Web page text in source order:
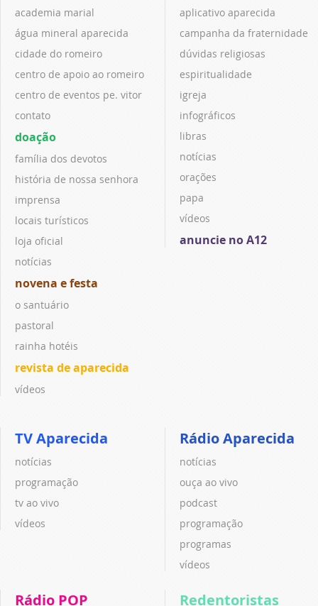
academia marial
água mineral aparecida
cidade do romeiro
centro de apoio ao romeiro
centro de eventos pe. vitor
contato
doação
família dos devotos
história de nossa senhora
imprensa
locais turísticos
loja oficial
notícias
novena e festa
o santuário
pastoral
rainha hotéis
revista de aparecida
vídeos
aplicativo aparecida
campanha da fraternidade
dúvidas religiosas
espiritualidade
igreja
infográficos
libras
notícias
orações
papa
vídeos
anuncie no A12
TV Aparecida
notícias
programação
tv ao vivo
vídeos
Rádio Aparecida
notícias
ouça ao vivo
podcast
programação
programas
vídeos
Rádio POP Redentoristas